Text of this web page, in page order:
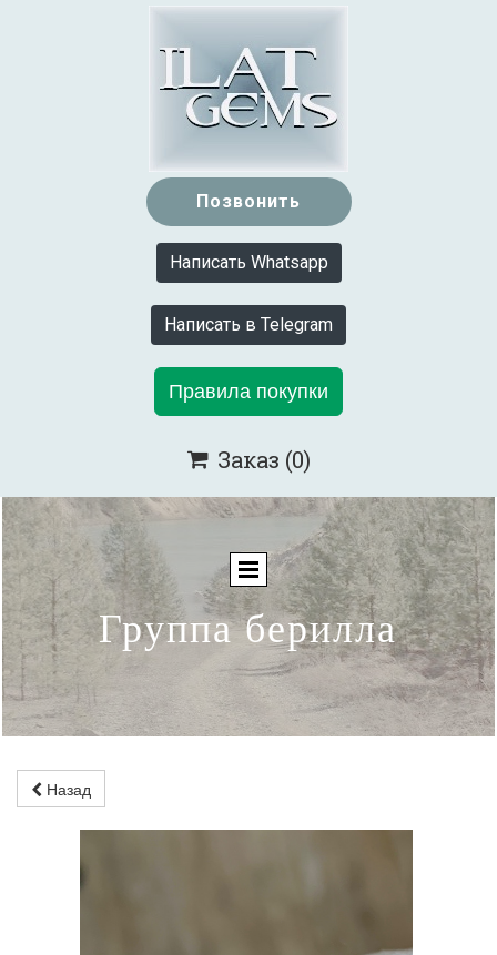
Позвонить
Написать Whatsapp
Написать в Telegram
Правила покупки
 Заказ (0)
Группа берилла
Назад